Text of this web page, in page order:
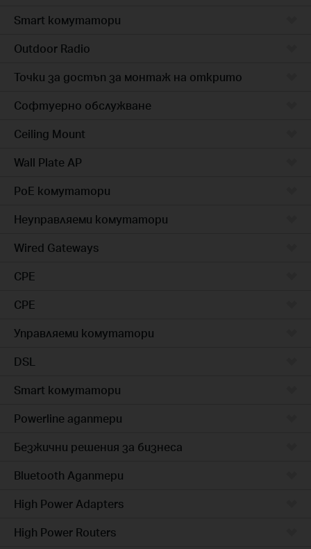
Smart комутатори
Outdoor Radio
Точки за достъп за монтаж на открито
Софтуерно обслужване
Ceiling Mount
Wall Plate AP
PoE комутатори
Неуправляеми комутатори
Wired Gateways
CPE
CPE
Управляеми комутатори
DSL
Smart комутатори
Powerline адаптери
Безжични решения за бизнеса
Bluetooth Адаптери
High Power Adapters
High Power Routers